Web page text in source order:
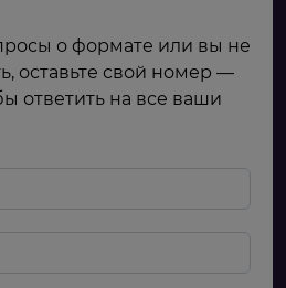
о формате или вы не
оставьте свой номер —
ответить на все ваши